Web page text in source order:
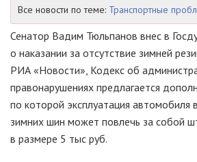
Все новости по теме: Транспортные
Сенатор Вадим Тюльпанов внес в
о наказании за отсутствие зимней
РИА «Новости», Кодекс об
правонарушениях предлагается
по которой эксплуатация автомобиля
зимних шин может повлечь за собой
в размере 5 тыс руб.